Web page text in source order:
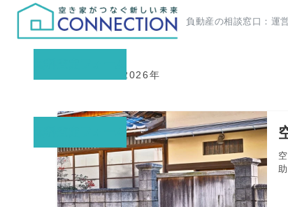
負動産の相談窓口：
無料査定フォーム
2026年